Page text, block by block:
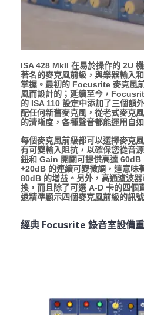
ISA 428 MkII 在易於操作的 2U
著名的麥克風前級，與樂器輸入
掌握。最初的 Focusrite 麥克風
風而設計的；延續至今，
的 ISA 110 設定中添加了三個額
配任何新舊麥克風，從老式麥克
的清晰度，各種聲音都能運用自如
每個麥克風前級都可以選擇麥克
有可變輸入阻抗，以確保您從音
鈕和 Gain 開關可提供高達 60dB
+20dB 的連續可變微調，這意味
80dB 的增益。另外，高通濾波
換，而且除了可選 A-D 卡的四個
還精準顯示四個麥克風前級的訊號
經典 Focusrite 錄音室設備